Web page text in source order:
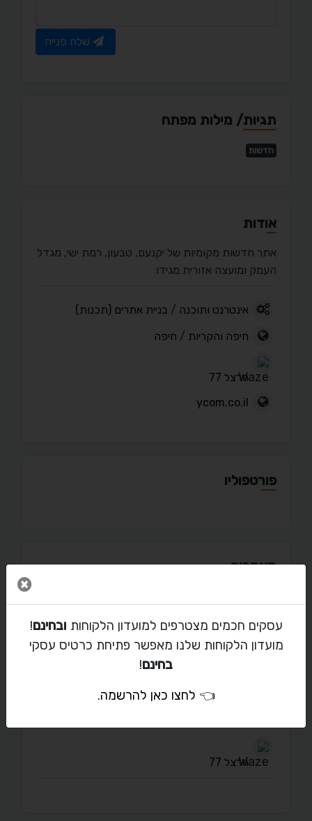
שלח פנייה
תגיות/ מילות מפתח
חדשות
אודות
אתר חדשות מקומיות של יקנעם, טבעון, רמת ישי, מגדל
העמק ומועצה אזורית מגידו
אינטרנט ותוכנה / בניית אתרים (תכנות)
חיפה והקריות / חיפה
הרצל 77
ycom.co.il
פורטפוליו
מאמרים
יצירת קשר עם galit
galit.levi77@gmail.com
הרצל 77
עסקים חכמים מצטרפים למועדון הלקוחות ובחינם!
מועדון הלקוחות שלנו מאפשר פתיחת כרטיס עסקי
בחינם!
👈 לחצו כאן להרשמה.